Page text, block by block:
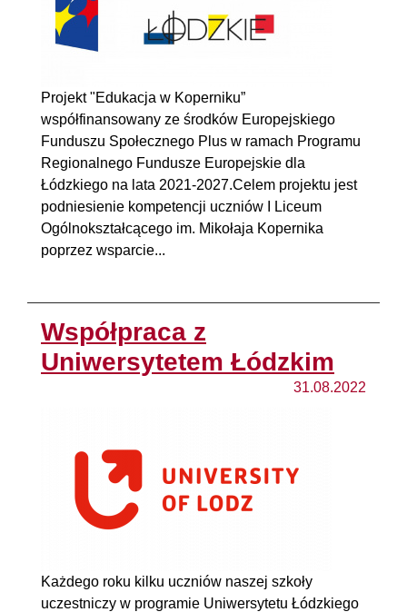
Projekt "Edukacja w Koperniku”
współfinansowany ze środków Europejskiego
Funduszu Społecznego Plus w ramach Programu
Regionalnego Fundusze Europejskie dla
Łódzkiego na lata 2021-2027.Celem projektu jest
podniesienie kompetencji uczniów I Liceum
Ogólnokształcącego im. Mikołaja Kopernika
poprzez wsparcie...
Współpraca z
Uniwersytetem Łódzkim
31.08.2022
Każdego roku kilku uczniów naszej szkoły
uczestniczy w programie Uniwersytetu Łódzkiego